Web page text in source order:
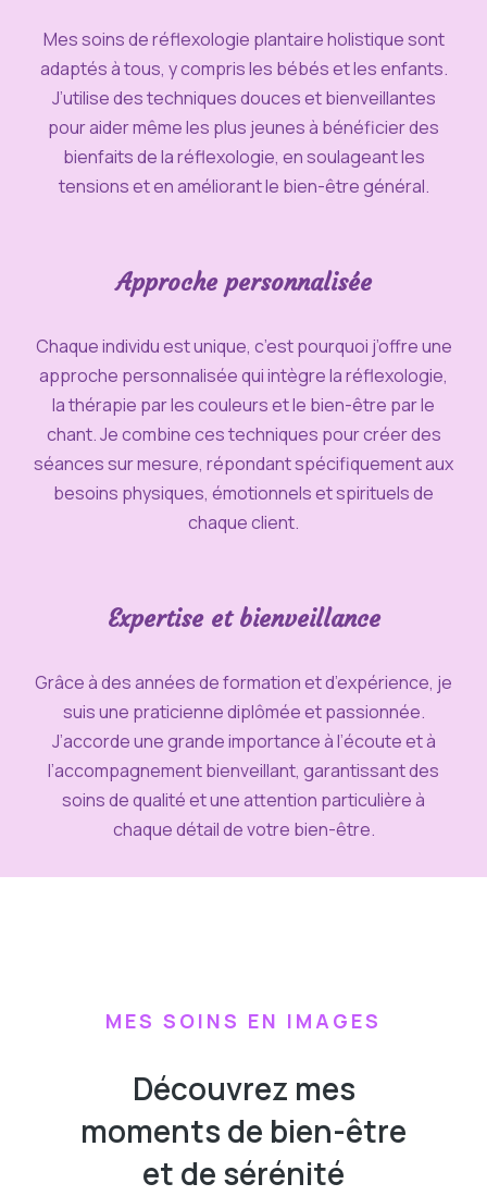
Mes soins de réflexologie plantaire holistique sont
adaptés à tous, y compris les bébés et les enfants.
J’utilise des techniques douces et bienveillantes
pour aider même les plus jeunes à bénéficier des
bienfaits de la réflexologie, en soulageant les
tensions et en améliorant le bien-être général.
Approche personnalisée
Chaque individu est unique, c’est pourquoi j’offre une
approche personnalisée qui intègre la réflexologie,
la thérapie par les couleurs et le bien-être par le
chant. Je combine ces techniques pour créer des
séances sur mesure, répondant spécifiquement aux
besoins physiques, émotionnels et spirituels de
chaque client.
Expertise et bienveillance
Grâce à des années de formation et d’expérience, je
suis une praticienne diplômée et passionnée.
J’accorde une grande importance à l’écoute et à
l’accompagnement bienveillant, garantissant des
soins de qualité et une attention particulière à
chaque détail de votre bien-être.
MES SOINS EN IMAGES
Découvrez mes
moments de bien-être
et de sérénité